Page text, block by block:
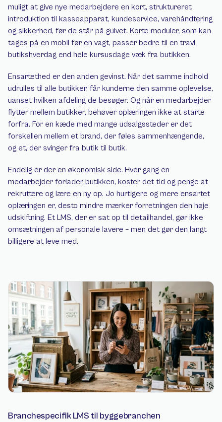
muligt at give nye medarbejdere en kort, struktureret
introduktion til kasseapparat, kundeservice, varehåndtering
og sikkerhed, før de står på gulvet. Korte moduler, som kan
tages på en mobil før en vagt, passer bedre til en travl
butikshverdag end hele kursusdage væk fra butikken.
Ensartethed er den anden gevinst. Når det samme indhold
udrulles til alle butikker, får kunderne den samme oplevelse,
uanset hvilken afdeling de besøger. Og når en medarbejder
flytter mellem butikker, behøver oplæringen ikke at starte
forfra. For en kæde med mange udsalgssteder er det
forskellen mellem et brand, der føles sammenhængende,
og et, der svinger fra butik til butik.
Endelig er der en økonomisk side. Hver gang en
medarbejder forlader butikken, koster det tid og penge at
rekruttere og lære en ny op. Jo hurtigere og mere ensartet
oplæringen er, desto mindre mærker forretningen den høje
udskiftning. Et LMS, der er sat op til detailhandel, gør ikke
omsætningen af personale lavere – men det gør den langt
billigere at leve med.
Branchespecifik LMS til byggebranchen